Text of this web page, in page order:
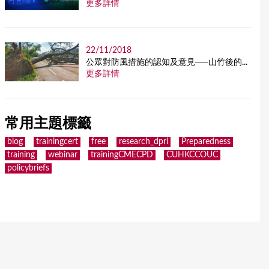
更多詳情
22/11/2018
公眾對防風措施的認知及意見──山竹後的...
更多詳情
常用主題標籤
blog trainingcert free research_dpri
Preparedness
training
webinar trainingCMECPD
CUHKCCOUC
policybriefs